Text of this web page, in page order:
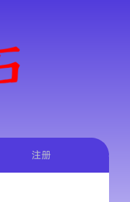
注册